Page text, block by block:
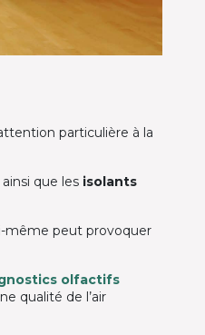
particulière à la
ainsi que les isolants
même peut provoquer
olfactifs
qualité de l’air